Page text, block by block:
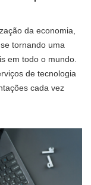
da economia,
tornando uma
em todo o mundo.
de tecnologia
cada vez